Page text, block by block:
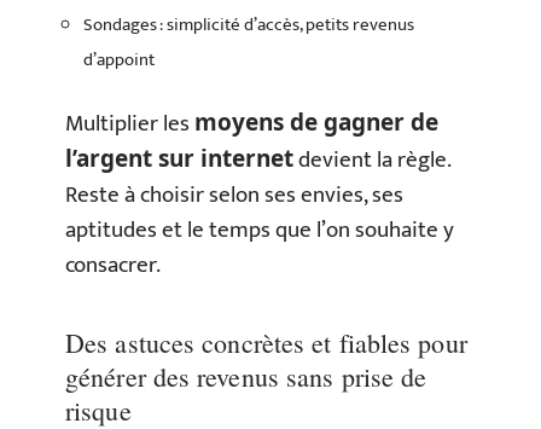
Sondages : simplicité d’accès, petits revenus
d’appoint
Multiplier les moyens de gagner de
l’argent sur internetdevient la règle.
Reste à choisir selon ses envies, ses
aptitudes et le temps que l’on souhaite y
consacrer.
Des astuces concrètes et fiables pour
générer des revenus sans prise de
risque